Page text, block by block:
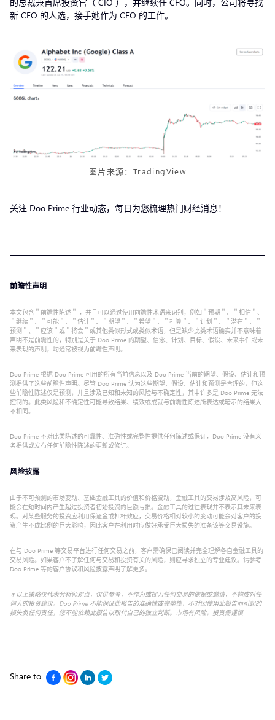
新 CFO 的人选，接手她作为 CFO 的工作。
图片来源：TradingView
关注 Doo Prime 行业动态，每日为您梳理热门财经消息！
前瞻性声明
本文包含＂前瞻性陈述＂ ，并且可以通过使用前瞻性术语来识别，例如＂预期＂、＂相信＂、
＂继续＂、＂可能＂、＂估计＂、＂期望＂、＂希望＂、＂打算＂、＂计划＂、＂潜在＂、＂
预测＂、＂应该＂或＂将会＂或其他类似形式或类似术语，但是缺少此类术语确实并不意味着
声明不是前瞻性的，特别是关于 Doo Prime 的期望、信念、计划、目标、假设、未来事件或未
来表现的声明，均通常被视为前瞻性声明。
Doo Prime 根据 Doo Prime 可用的所有当前信息以及 Doo Prime 当前的期望、假设、估计和预
测提供了这些前瞻性声明。尽管 Doo Prime 认为这些期望、假设、估计和预测是合理的，但这
些前瞻性陈述仅是预测，并且涉及已知和未知的风险与不确定性，其中许多是 Doo Prime 无法
控制的。此类风险和不确定性可能导致结果、绩效或成就与前瞻性陈述所表达或暗示的结果大
不相同。
Doo Prime 不对此类陈述的可靠性、准确性或完整性提供任何陈述或保证，Doo Prime 没有义
务提供或发布任何前瞻性陈述的更新或修订。
风险披露
由于不可预测的市场变动、基础金融工具的价值和价格波动，金融工具的交易涉及高风险，可
能会在短时间内产生超过投资者初始投资的巨额亏损。金融工具的过往表现并不表示其未来表
现。对某些服务的投资应利用保证金或杠杆效应，交易价格相对较小的变动可能会对客户的投
资产生不成比例的巨大影响，因此客户在利用时应做好承受巨大损失的准备该等交易设施。
在与 Doo Prime 等交易平台进行任何交易之前，客户需确保已阅读并完全理解各自金融工具的
交易风险。如果客户不了解任何与交易和投资有关的风险，则应寻求独立的专业建议。请参考
Doo Prime 等的客户协议和风险披露声明了解更多。
＊以上策略仅代表分析师观点，仅供参考，不作为或视为任何交易的依据或邀请，不构成对任
何人的投资建议。Doo Prime 不能保证此报告的准确性或完整性，不对因使用此报告而引起的
损失负任何责任，您不能依赖此报告以取代自己的独立判断。市场有风险，投资需谨慎
Share to